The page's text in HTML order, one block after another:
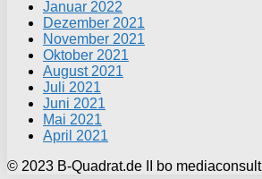
Januar 2022
Dezember 2021
November 2021
Oktober 2021
August 2021
Juli 2021
Juni 2021
Mai 2021
April 2021
© 2023 B-Quadrat.de II bo mediaconsult